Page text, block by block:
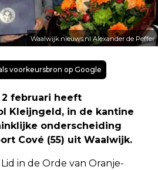
Waalwijk.nieuws.nl Alexander de Peffer
voorkeursbron op Google
februari heeft
Kleijngeld, in de kantine
onderscheiding
Cové (55) uit Waalwijk.
in de Orde van Oranje-